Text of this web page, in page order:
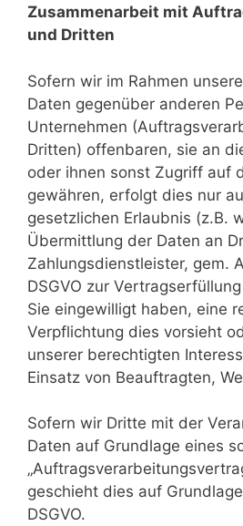
Zusammenarbeit mit
und Dritten
Sofern wir im Rahmen
Daten gegenüber anderen
Unternehmen
Dritten) offenbaren, sie an
oder ihnen sonst Zugriff auf
gewähren, erfolgt dies nur
gesetzlichen Erlaubnis (z.B.
Übermittlung der Daten an
Zahlungsdienstleister, gem.
DSGVO zur
Sie eingewilligt haben, eine
Verpflichtung dies vorsieht
unserer berechtigten
Einsatz von Beauftragten,
Sofern wir Dritte mit der
Daten auf Grundlage eines
geschieht dies auf
DSGVO.